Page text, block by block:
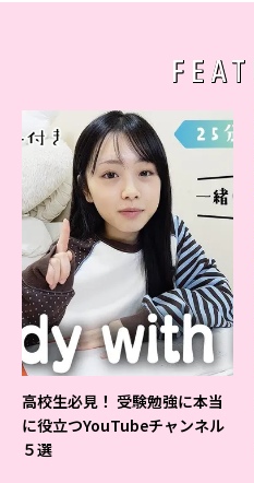
高校生必見！ 受験勉強に本当
に役立つYouTubeチャンネル
５選